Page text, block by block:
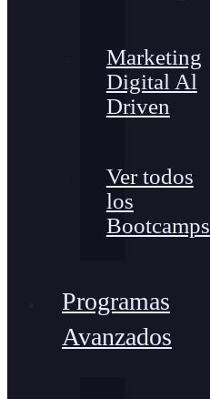
Marketing
Digital Al
Driven
Ver todos
los
Bootcamps
Programas
Avanzados